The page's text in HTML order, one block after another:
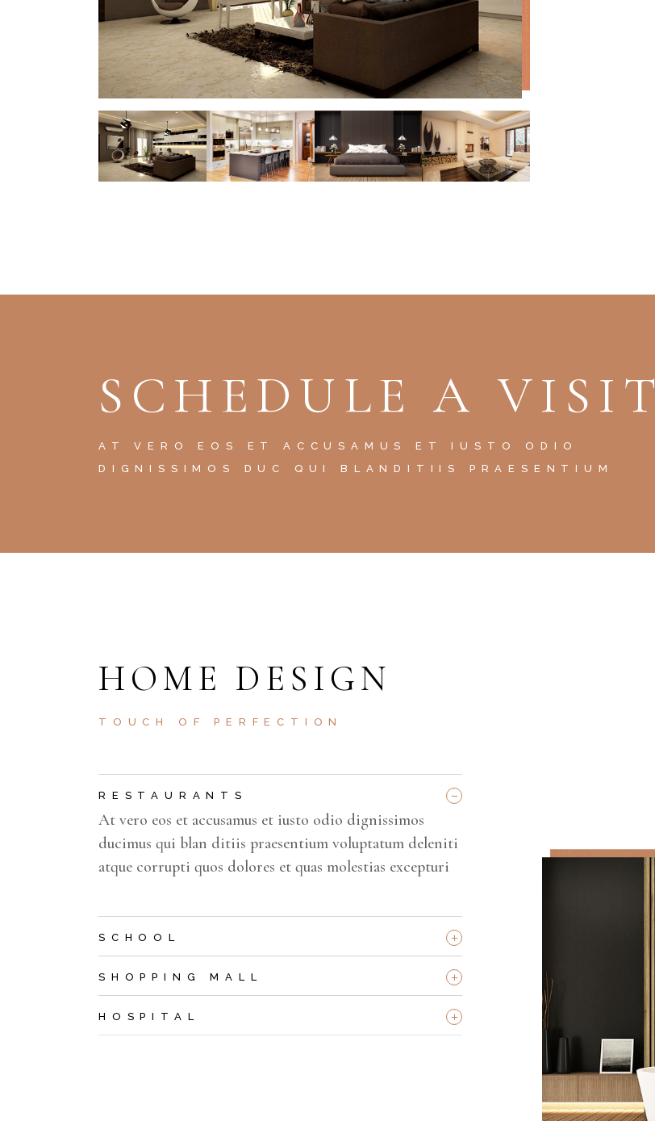
SCHEDULE A VISIT
AT VERO EOS ET ACCUSAMUS ET IUSTO ODIO
DIGNISSIMOS DUC QUI BLANDITIIS PRAESENTIUM
HOME DESIGN
TOUCH OF PERFECTION
RESTAURANTS _
At vero eos et accusamus et iusto odio dignissimos
ducimus qui blan ditiis praesentium voluptatum deleniti
atque corrupti quos dolores et quas molestias excepturi
SCHOOL +
SHOPPING MALL +
HOSPITAL +